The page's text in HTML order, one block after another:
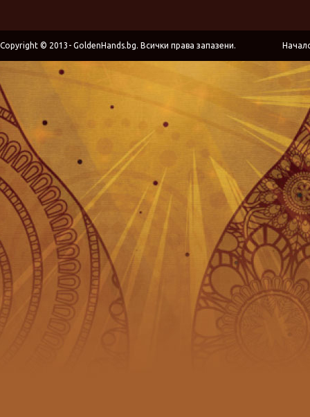
Copyright © 2013- GoldenHands.bg. Всички права запазени.